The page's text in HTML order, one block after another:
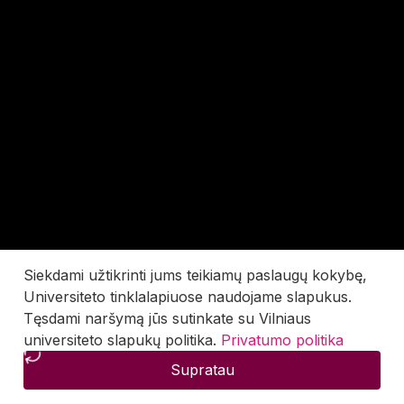
Siekdami užtikrinti jums teikiamų paslaugų kokybę,
Universiteto tinklalapiuose naudojame slapukus.
Tęsdami naršymą jūs sutinkate su Vilniaus
universiteto slapukų politika. Privatumo politika
Supratau